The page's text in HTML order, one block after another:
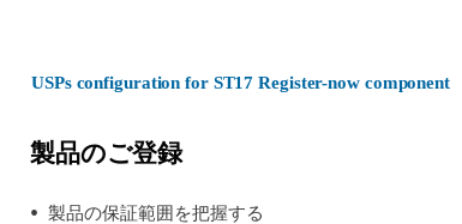
USPs configuration for ST17 Register-now component
製品のご登録
製品の保証範囲を把握する